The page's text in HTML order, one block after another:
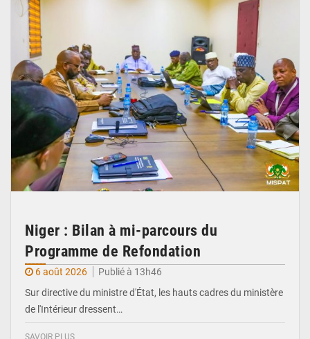
Niger : Bilan à mi-parcours du
Programme de Refondation
6 août 2026
Publié à 13h46
Sur directive du ministre d'État, les hauts cadres du ministère
de l'Intérieur dressent…
SAVOIR PLUS